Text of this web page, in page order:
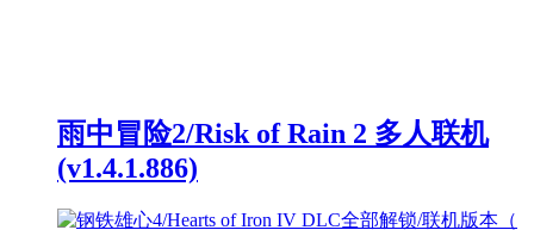
雨中冒险2/Risk of Rain 2 多人联机
(v1.4.1.886)